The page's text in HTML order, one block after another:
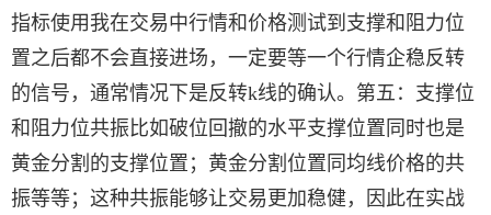
指标使用我在交易中行情和价格测试到支撑和阻力位
置之后都不会直接进场，一定要等一个行情企稳反转
的信号，通常情况下是反转k线的确认。第五：支撑位
和阻力位共振比如破位回撤的水平支撑位置同时也是
黄金分割的支撑位置；黄金分割位置同均线价格的共
振等等；这种共振能够让交易更加稳健，因此在实战